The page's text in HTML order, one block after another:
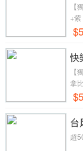
【
+紫
快
【
拿
台
超